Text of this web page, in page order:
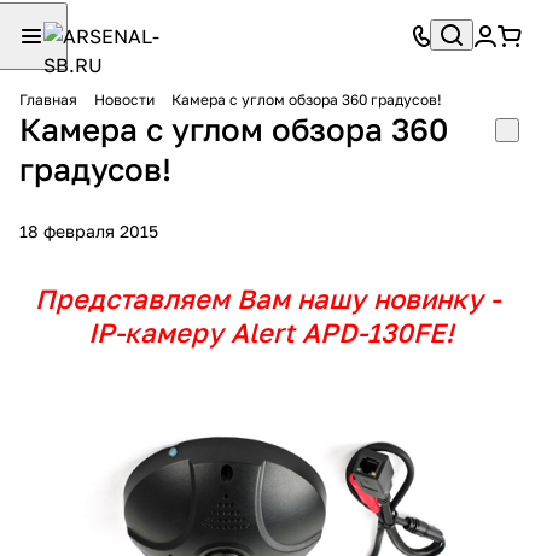
Главная Новости Камера с углом обзора 360 градусов!
Камера с углом обзора 360
градусов!
18 февраля 2015
Представляем Вам нашу новинку -
IP-камеру Alert APD-130FE!